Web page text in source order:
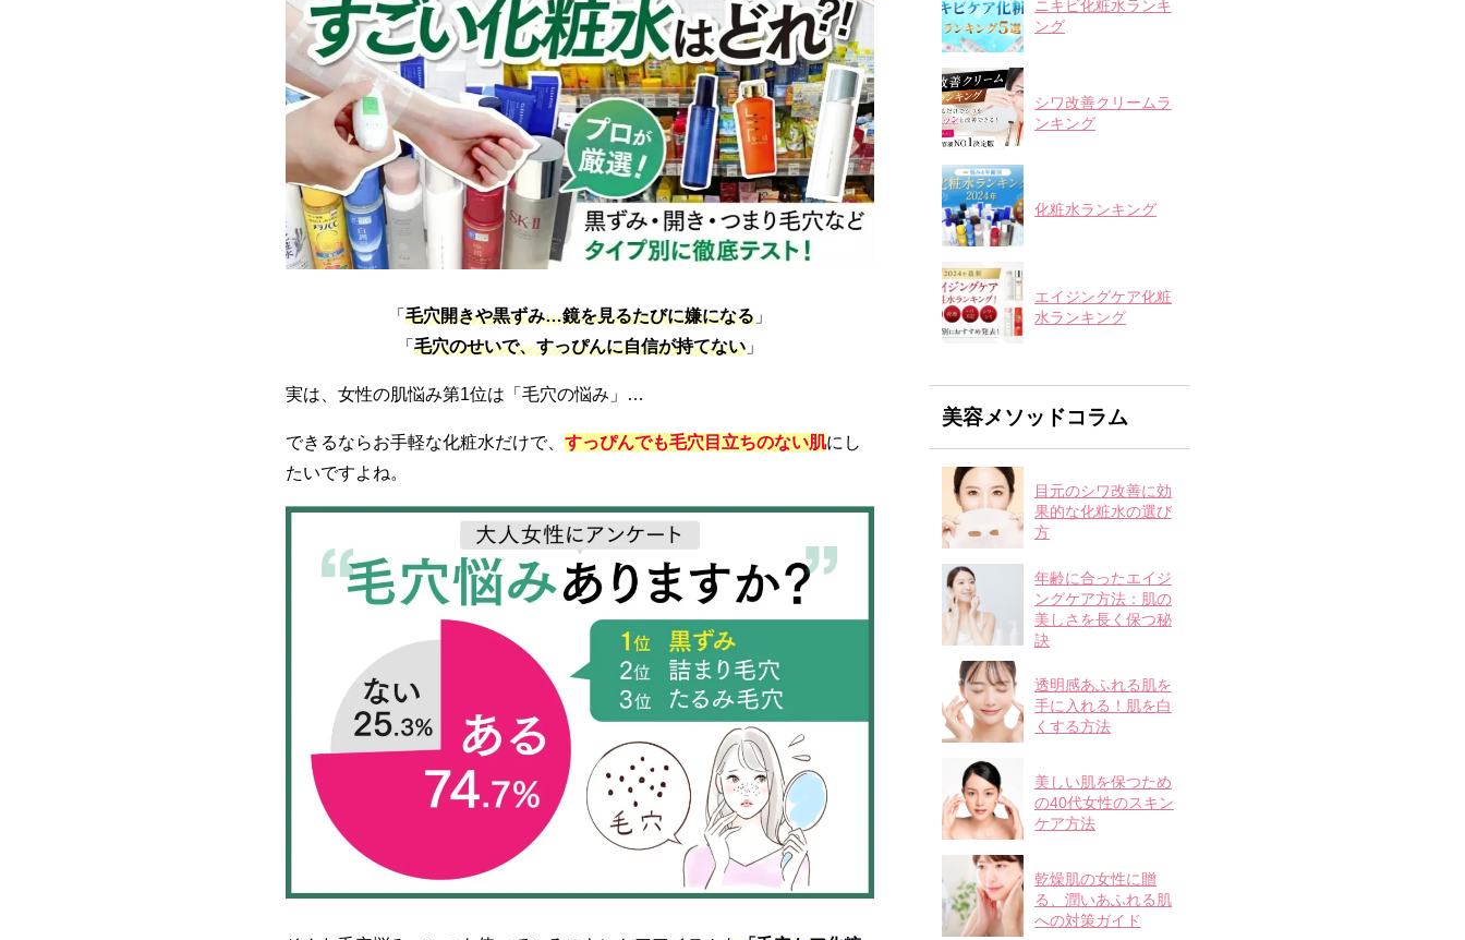
「 毛穴開きや黒ずみ…鏡を見るたびに嫌になる 」
「 毛穴のせいで、すっぴんに自信が持てない 」
実は、女性の肌悩み第1位は「毛穴の悩み」…
できるならお手軽な化粧水だけで、 すっぴんでも毛穴目立ちのない肌にし
たいですよね。
ニキビ化粧水ランキ
ング
シワ改善クリームラ
ンキング
化粧水ランキング
エイジングケア化粧
水ランキング
美容メソッドコラム
目元のシワ改善に効
果的な化粧水の選び
方
年齢に合ったエイジ
ングケア方法：肌の
美しさを長く保つ秘
訣
透明感あふれる肌を
手に入れる！肌を白
くする方法
美しい肌を保つため
の40代女性のスキン
ケア方法
乾燥肌の女性に贈
る、潤いあふれる肌
への対策ガイド